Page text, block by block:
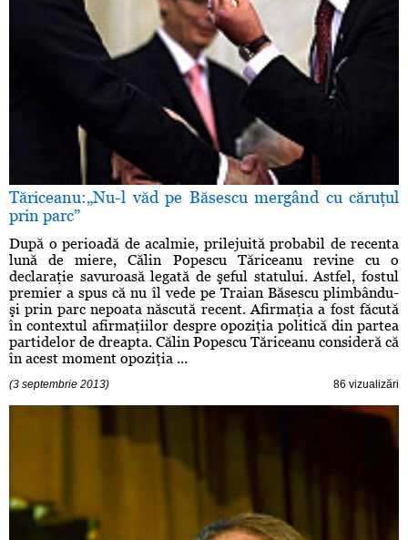
Tăriceanu:„Nu-l văd pe Băsescu mergând cu căruţul
prin parc”
După o perioadă de acalmie, prilejuită probabil de recenta
lună de miere, Călin Popescu Tăriceanu revine cu o
declaraţie savuroasă legată de şeful statului. Astfel, fostul
premier a spus că nu îl vede pe Traian Băsescu plimbându-
şi prin parc nepoata născută recent. Afirmaţia a fost făcută
în contextul afirmaţiilor despre opoziţia politică din partea
partidelor de dreapta. Călin Popescu Tăriceanu consideră că
în acest moment opoziţia ...
(3 septembrie 2013) 86 vizualizări